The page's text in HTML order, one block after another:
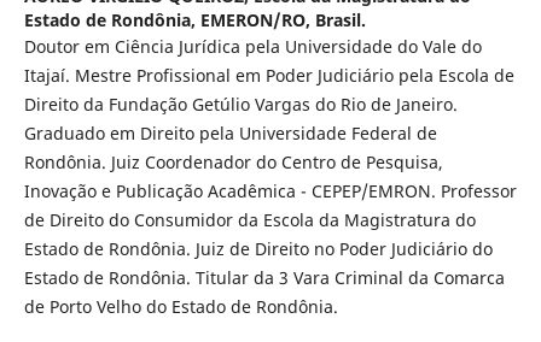
Estado de Rondônia, EMERON/RO, Brasil.
Doutor em Ciência Jurídica pela Universidade do Vale do
Itajaí. Mestre Profissional em Poder Judiciário pela Escola de
Direito da Fundação Getúlio Vargas do Rio de Janeiro.
Graduado em Direito pela Universidade Federal de
Rondônia. Juiz Coordenador do Centro de Pesquisa,
Inovação e Publicação Acadêmica - CEPEP/EMRON. Professor
de Direito do Consumidor da Escola da Magistratura do
Estado de Rondônia. Juiz de Direito no Poder Judiciário do
Estado de Rondônia. Titular da 3 Vara Criminal da Comarca
de Porto Velho do Estado de Rondônia.